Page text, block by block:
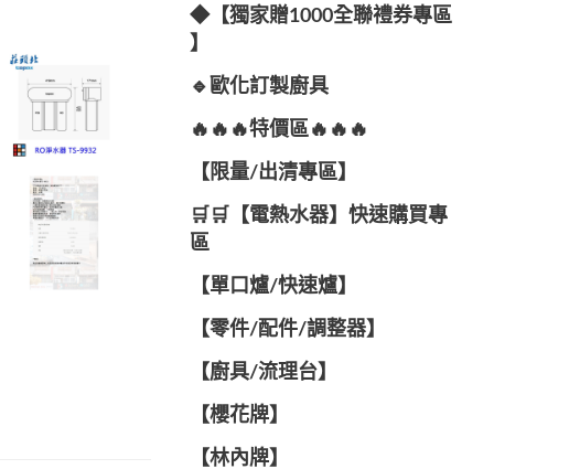
◆【獨家贈1000全聯禮券專區
】
🔹歐化訂製廚具
🔥🔥🔥特價區🔥🔥🔥
【限量/出清專區】
🛒🛒【電熱水器】快速購買專
區
【單口爐/快速爐】
【零件/配件/調整器】
【廚具/流理台】
【櫻花牌】
【林內牌】